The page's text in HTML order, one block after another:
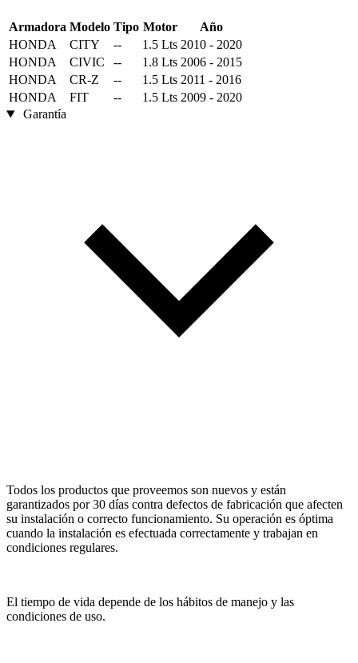
Armadora Modelo Tipo Motor
Año
HONDA
CITY -- 1.5 Lts 2010 - 2020
HONDA
CIVIC -- 1.8 Lts 2006 - 2015
HONDA
CR-Z -- 1.5 Lts 2011 - 2016
HONDA
FIT -- 1.5 Lts 2009 - 2020
Garantía
Todos los productos que proveemos son nuevos y están
garantizados por 30 días contra defectos de fabricación que afecten
su instalación o correcto funcionamiento. Su operación es óptima
cuando la instalación es efectuada correctamente y trabajan en
condiciones regulares.
El tiempo de vida depende de los hábitos de manejo y las
condiciones de uso.